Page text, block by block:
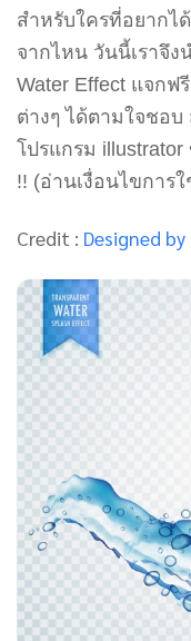
สำหรับใครที่อยากไ
จากไหน วันนี้เราจึ
Water Effect แจกฟ
ต่างๆ ได้ตามใจชอบ
โปรแกรม
!! (อ่านเงื่อนไขการ
Credit : Designed by